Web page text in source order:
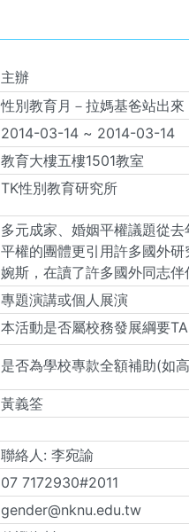
主辦
性別教育月－拉媽基爸站出
2014-03-14 ~ 2014-03-14
教育大樓五樓1501教室
TK性別教育研究所
多元成家、婚姻平權議題從
平權的團體更引用許多國外
婉斯，在讀了許多國外同志
專題演講或個人展演
本活動是否屬校務發展綱要
是否為學校專款全額補助(如
黃義筌
聯絡人:李宛諭
07 7172930#2011
gender@nknu.edu.tw